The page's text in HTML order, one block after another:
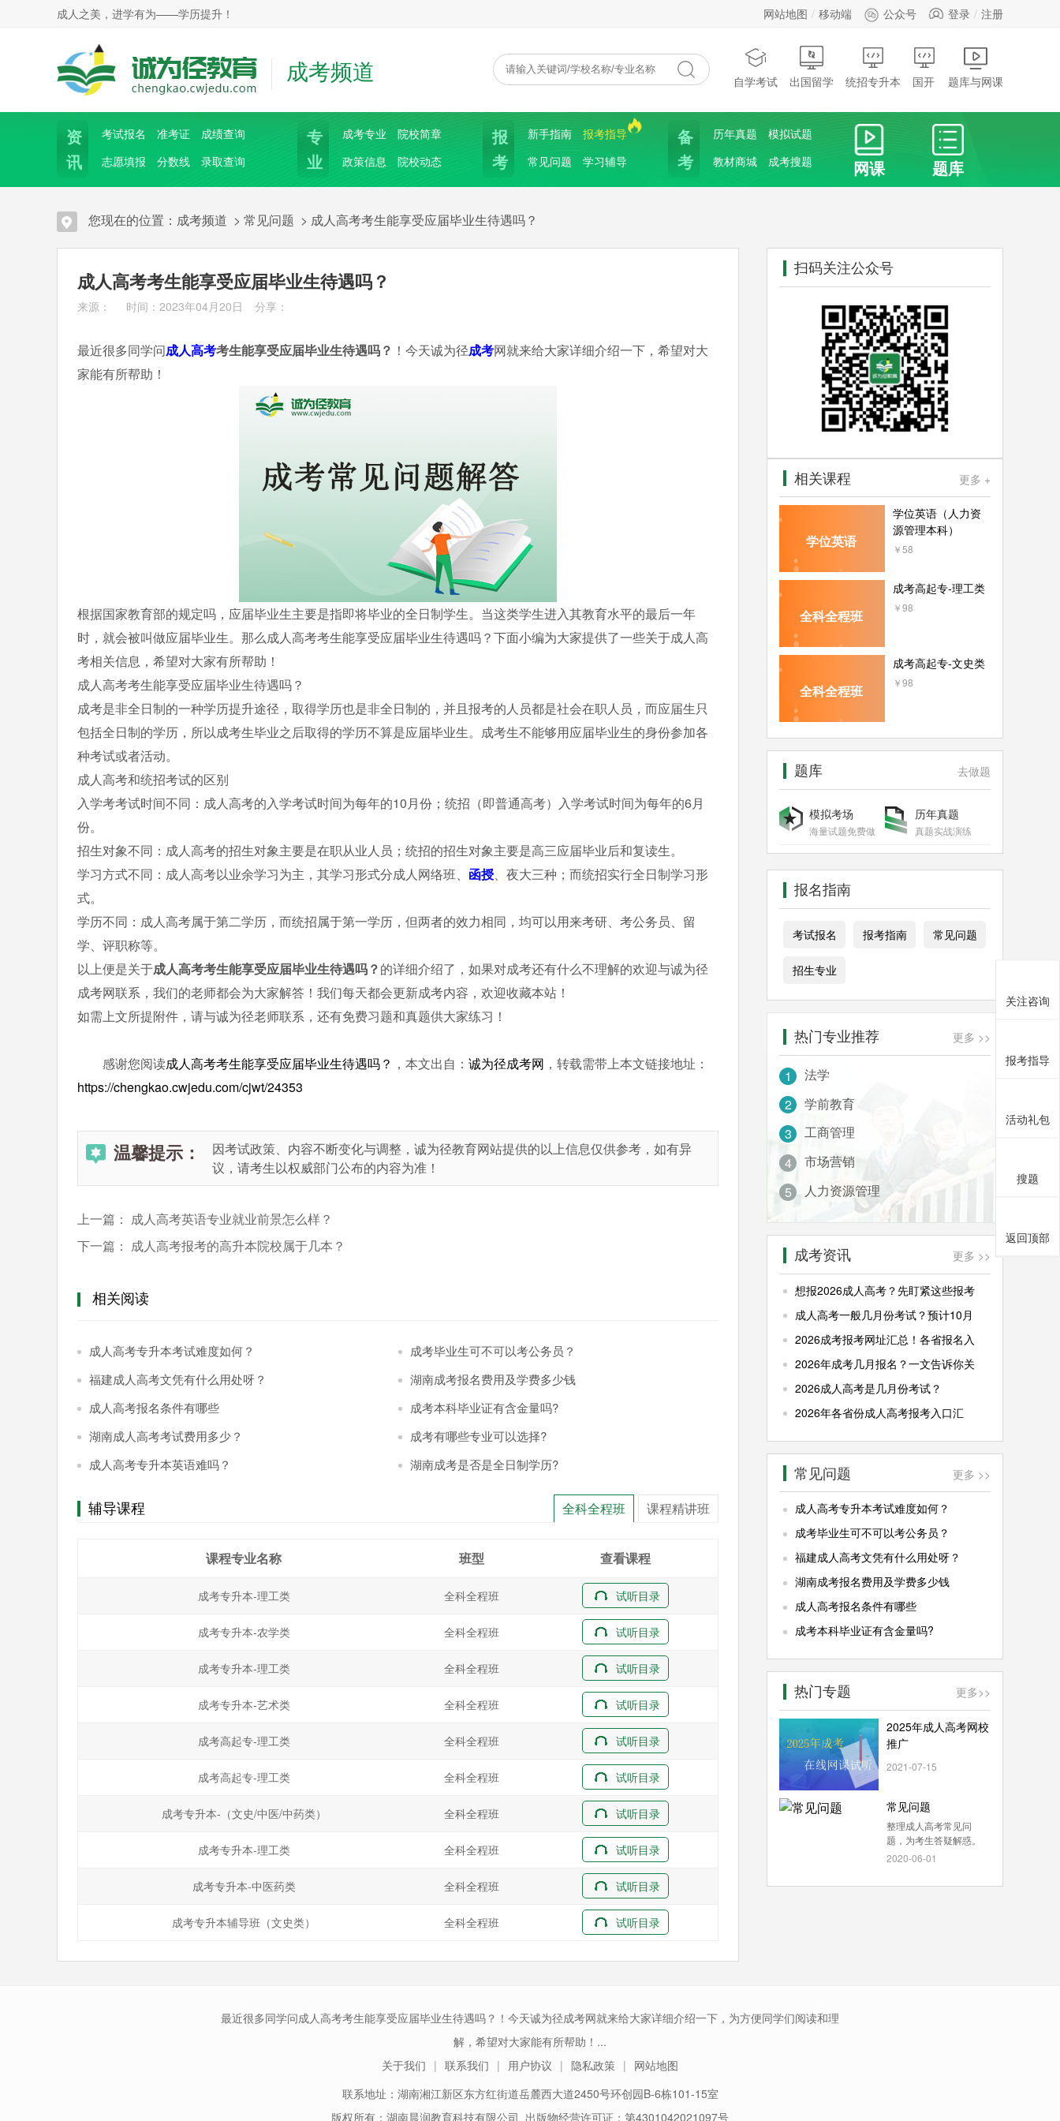
成人之美，进学有为——学历提升！ 网站地图 移动端 公众号 登录 注册
成考频道 自学考试 出国留学 统招专升本 国开 题库与网课
资
讯
考试报名 准考证
成绩查询
志愿填报
分数线 录取查询
专
业
成考专业
院校简章
政策信息
院校动态
报
考
新手指南
报考指导
常见问题
学习辅导
备
考
历年真题
模拟试题
教材商城
成考搜题 网课 题库
您现在的位置： 成考频道 > 常见问题 > 成人高考考生能享受应届毕业生待遇吗？
成人高考考生能享受应届毕业生待遇吗？
来源： 时间：2023年04月20日 分享：
最近很多同学问成人高考考生能享受应届毕业生待遇吗？ ！今天诚为径成考网就来给大家详细介绍一下，希望对大
家能有所帮助！
根据国家教育部的规定吗，应届毕业生主要是指即将毕业的全日制学生。当这类学生进入其教育水平的最后一年
时，就会被叫做应届毕业生。那么成人高考考生能享受应届毕业生待遇吗？下面小编为大家提供了一些关于成人高
考相关信息，希望对大家有所帮助！
成人高考考生能享受应届毕业生待遇吗？
成考是非全日制的一种学历提升途径，取得学历也是非全日制的，并且报考的人员都是社会在职人员，而应届生只
包括全日制的学历，所以成考生毕业之后取得的学历不算是应届毕业生。成考生不能够用应届毕业生的身份参加各
种考试或者活动。
成人高考和统招考试的区别
入学考考试时间不同：成人高考的入学考试时间为每年的10月份；统招（即普通高考）入学考试时间为每年的6月
份。
招生对象不同：成人高考的招生对象主要是在职从业人员；统招的招生对象主要是高三应届毕业后和复读生。
学习方式不同：成人高考以业余学习为主，其学习形式分成人网络班、 函授、夜大三种；而统招实行全日制学习形
式。
学历不同：成人高考属于第二学历，而统招属于第一学历，但两者的效力相同，均可以用来考研、考公务员、留
学、评职称等。
以上便是关于成人高考考生能享受应届毕业生待遇吗？的详细介绍了，如果对成考还有什么不理解的欢迎与诚为径
成考网联系，我们的老师都会为大家解答！我们每天都会更新成考内容，欢迎收藏本站！
如需上文所提附件，请与诚为径老师联系，还有免费习题和真题供大家练习！
感谢您阅读成人高考考生能享受应届毕业生待遇吗？ ，本文出自： 诚为径成考网 ，转载需带上本文链接地址：
https://chengkao.cwjedu.com/cjwt/24353
温馨提示：
因考试政策、内容不断变化与调整，诚为径教育网站提供的以上信息仅供参考，如有异
议，请考生以权威部门公布的内容为准！
上一篇： 成人高考英语专业就业前景怎么样？
下一篇： 成人高考报考的高升本院校属于几本？
相关阅读
成人高考专升本考试难度如何？
成考毕业生可不可以考公务员？
福建成人高考文凭有什么用处呀？
湖南成考报名费用及学费多少钱
成人高考报名条件有哪些
成考本科毕业证有含金量吗?
湖南成人高考考试费用多少？
成考有哪些专业可以选择?
成人高考专升本英语难吗？
湖南成考是否是全日制学历?
辅导课程 全科全程班 课程精讲班
课程专业名称 班型 查看课程
成考专升本-理工类 全科全程班 试听目录
成考专升本-农学类 全科全程班 试听目录
成考专升本-理工类 全科全程班 试听目录
成考专升本-艺术类 全科全程班 试听目录
成考高起专-理工类 全科全程班 试听目录
成考高起专-理工类 全科全程班 试听目录
成考专升本-（文史/中医/中药类） 全科全程班 试听目录
成考专升本-理工类 全科全程班 试听目录
成考专升本-中医药类 全科全程班 试听目录
成考专升本辅导班（文史类） 全科全程班 试听目录
扫码关注公众号
相关课程 更多 +
学位英语
学位英语（人力资
源管理本科）
￥58
全科全程班
成考高起专-理工类
￥98
全科全程班
成考高起专-文史类
￥98
题库 去做题
模拟考场
海量试题免费做
历年真题
真题实战演练
报名指南
考试报名 报考指南 常见问题
招生专业
热门专业推荐 更多 >>
1
法学
2
学前教育
3
工商管理
4
市场营销
5
人力资源管理
成考资讯 更多 >>
想报2026成人高考？先盯紧这些报考
成人高考一般几月份考试？预计10月
2026成考报考网址汇总！各省报名入
2026年成考几月报名？一文告诉你关
2026成人高考是几月份考试？
2026年各省份成人高考报考入口汇
常见问题 更多 >>
成人高考专升本考试难度如何？
成考毕业生可不可以考公务员？
福建成人高考文凭有什么用处呀？
湖南成考报名费用及学费多少钱
成人高考报名条件有哪些
成考本科毕业证有含金量吗?
热门专题 更多>>
2025年成人高考网校
推广
2021-07-15
常见问题
整理成人高考常见问
题，为考生答疑解惑。
2020-06-01
最近很多同学问成人高考考生能享受应届毕业生待遇吗？！今天诚为径成考网就来给大家详细介绍一下，为方便同学们阅读和理
解，希望对大家能有所帮助！...
关于我们
联系我们 用户协议 隐私政策
网站地图
联系地址：湖南湘江新区东方红街道岳麓西大道2450号环创园B-6栋101-15室
版权所有：湖南晨润教育科技有限公司 出版物经营许可证：第4301042021097号
关注咨询
报考指导
活动礼包
搜题
返回顶部